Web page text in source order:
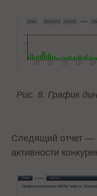
Рис. 8. График
Следящий отчет —
активности